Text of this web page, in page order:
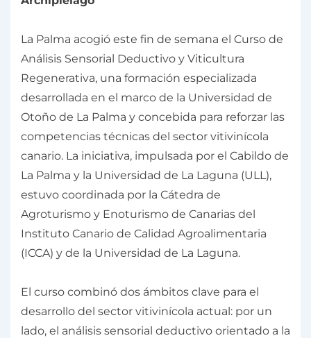
La Palma acogió este fin de semana el Curso de
Análisis Sensorial Deductivo y Viticultura
Regenerativa, una formación especializada
desarrollada en el marco de la Universidad de
Otoño de La Palma y concebida para reforzar las
competencias técnicas del sector vitivinícola
canario. La iniciativa, impulsada por el Cabildo de
La Palma y la Universidad de La Laguna (ULL),
estuvo coordinada por la Cátedra de
Agroturismo y Enoturismo de Canarias del
Instituto Canario de Calidad Agroalimentaria
(ICCA) y de la Universidad de La Laguna.
El curso combinó dos ámbitos clave para el
desarrollo del sector vitivinícola actual: por un
lado, el análisis sensorial deductivo orientado a la